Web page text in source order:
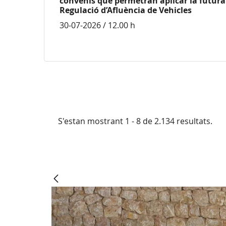
Regulació d’Afluència de Vehicles
30-07-2026 / 12.00 h
S'estan mostrant 1 - 8 de 2.134 resultats.